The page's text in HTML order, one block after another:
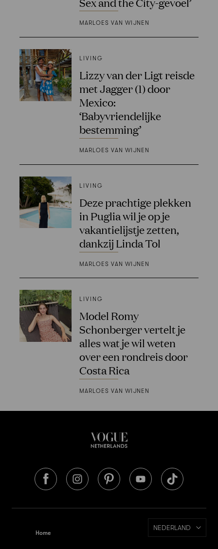
MARLOES VAN WIJNEN
LIVING
Lizzy van der Ligt reisde
met Jagger (1) door
Mexico:
‘Babyvriendelijke
bestemming’
MARLOES VAN WIJNEN
LIVING
Deze prachtige plekken
in Puglia wil je op je
vakantielijstje zetten,
dankzij Linda Tol
MARLOES VAN WIJNEN
LIVING
Model Romy
Schonberger vertelt je
alles wat je wil weten
over een rondreis door
Costa Rica
MARLOES VAN WIJNEN
Home
NEDERLAND